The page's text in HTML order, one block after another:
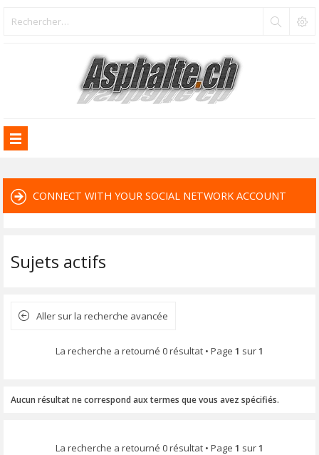
CONNECT WITH YOUR SOCIAL NETWORK ACCOUNT
Sujets actifs
Aller sur la recherche avancée
La recherche a retourné 0 résultat • Page 1 sur1
Aucun résultat ne correspond aux termes que vous avez spécifiés.
La recherche a retourné 0 résultat • Page 1 sur1